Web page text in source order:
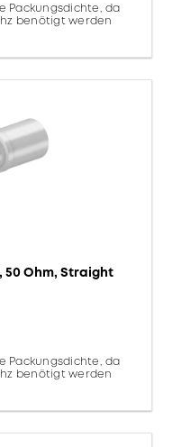
Packungsdichte, da
benötigt werden
50 Ohm, Straight
Packungsdichte, da
benötigt werden